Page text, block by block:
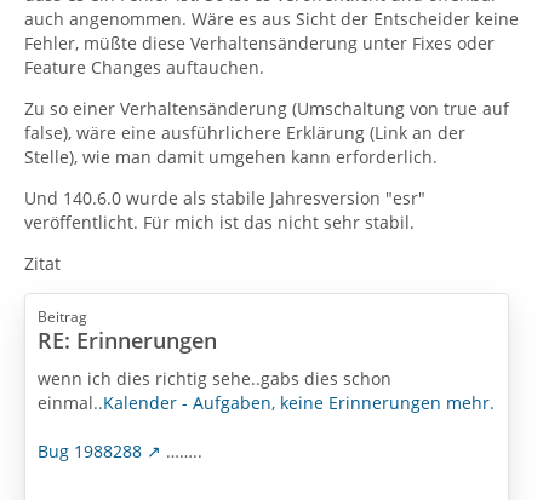
auch angenommen. Wäre es aus Sicht der Entscheider keine
Fehler, müßte diese Verhaltensänderung unter Fixes oder
Feature Changes auftauchen.
Zu so einer Verhaltensänderung (Umschaltung von true auf
false), wäre eine ausführlichere Erklärung (Link an der
Stelle), wie man damit umgehen kann erforderlich.
Und 140.6.0 wurde als stabile Jahresversion "esr"
veröffentlicht. Für mich ist das nicht sehr stabil.
Zitat
Beitrag
RE: Erinnerungen
wenn ich dies richtig sehe..gabs dies schon
einmal..Kalender - Aufgaben, keine Erinnerungen mehr.
Bug 1988288 ……..